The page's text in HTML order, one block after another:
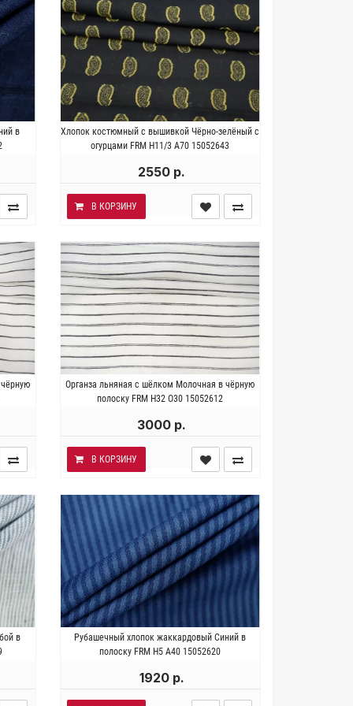
в
Хлопок костюмный с вышивкой Чёрно-зелёный с
огурцами FRM H11/3 A70 15052643
Италия . Состав 100% хлопок.
Плотность ~ 280 гр/м2. Ширина 142
2550 р.
В КОРЗИНУ
м2.
Органза льняная с шёлком Молочная в чёрную
полоску FRM H32 O30 15052612
Италия . Состав 40% лён 36% хлопок
24% шёлк. Плотность ~ 120 гр/м2.
3000 р.
В КОРЗИНУ
в
Рубашечный хлопок жаккардовый Синий в
полоску FRM H5 A40 15052620
Италия . Состав 100% хлопок.
Плотность ~ 140 гр/м2. Ширина 145
1920 р.